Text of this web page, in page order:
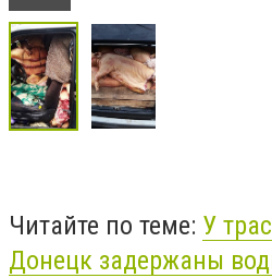
Читайте по теме: У
Донецк задержаны